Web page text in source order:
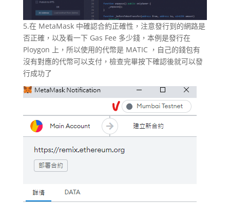
5.在 MetaMask 中確認合約正確性，注意發行到的網路是
否正確，以及看一下 Gas Fee 多少錢，本例是發行在
Ploygon 上，所以使用的代幣是 MATIC ，自己的錢包有
沒有對應的代幣可以支付，檢查完畢按下確認後就可以發
行成功了